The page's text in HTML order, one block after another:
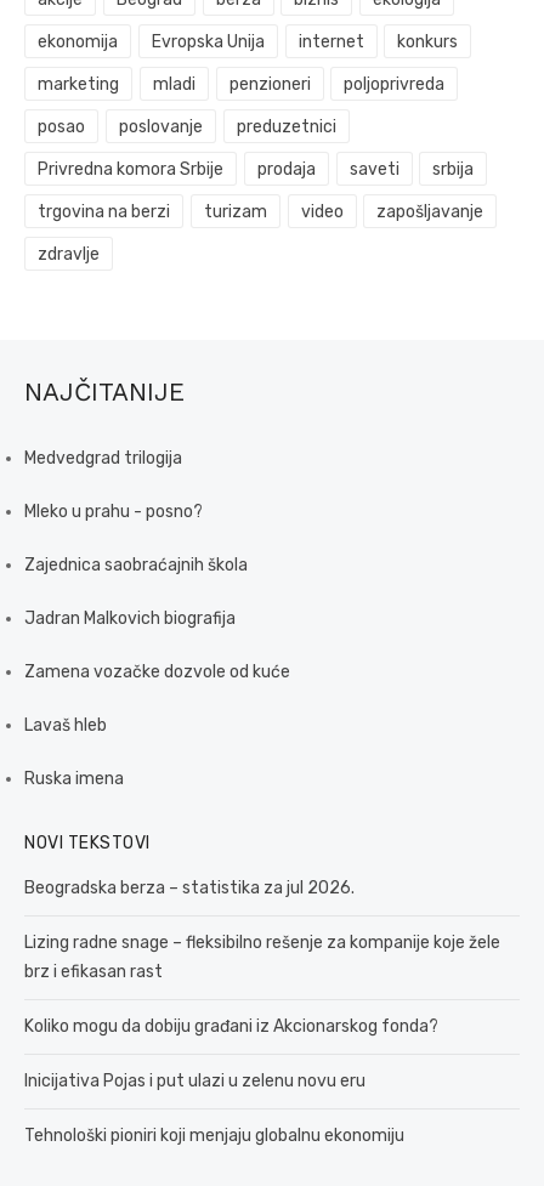
ekonomija Evropska Unija internet konkurs
marketing mladi penzioneri poljoprivreda
posao poslovanje preduzetnici
Privredna komora Srbije prodaja saveti srbija
trgovina na berzi turizam video zapošljavanje
zdravlje
NAJČITANIJE
Medvedgrad trilogija
Mleko u prahu - posno?
Zajednica saobraćajnih škola
Jadran Malkovich biografija
Zamena vozačke dozvole od kuće
Lavaš hleb
Ruska imena
NOVI TEKSTOVI
Beogradska berza – statistika za jul 2026.
Lizing radne snage – fleksibilno rešenje za kompanije koje žele
brz i efikasan rast
Koliko mogu da dobiju građani iz Akcionarskog fonda?
Inicijativa Pojas i put ulazi u zelenu novu eru
Tehnološki pioniri koji menjaju globalnu ekonomiju